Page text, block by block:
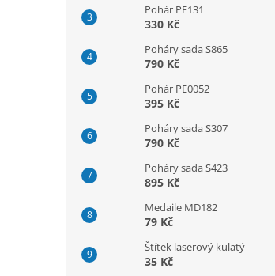
Pohár PE131
330 Kč
Poháry sada S865
790 Kč
Pohár PE0052
395 Kč
Poháry sada S307
790 Kč
Poháry sada S423
895 Kč
Medaile MD182
79 Kč
Štítek laserový kulatý
35 Kč